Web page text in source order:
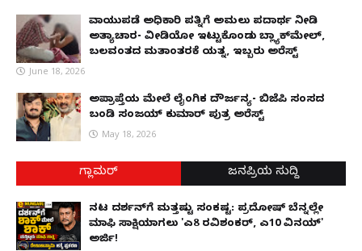
ವಾಯುಪಡೆ ಅಧಿಕಾರಿ ಪತ್ನಿಗೆ ಅಮಲು ಪದಾರ್ಥ ನೀಡಿ
ಅತ್ಯಾಚಾರ- ವೀಡಿಯೋ ಇಟ್ಟುಕೊಂಡು ಬ್ಲ್ಯಾಕ್‌ಮೇಲ್,
ಬಲವಂತದ ಮತಾಂತರಕ್ಕೆ ಯತ್ನ, ಇಬ್ಬರು ಅರೆಸ್ಟ್
June 18, 2026
ಅಪ್ರಾಪ್ತೆಯ ಮೇಲೆ ಲೈಂಗಿಕ ದೌರ್ಜನ್ಯ- ಬಿಜೆಪಿ ಸಂಸದ
ಬಂಡಿ ಸಂಜಯ್ ಕುಮಾರ್ ಪುತ್ರ ಅರೆಸ್ಟ್
May 18, 2026
ಗ್ಲಾಮರ್ ಜನಪ್ರಿಯ ಸುದ್ದಿ
ನಟ ದರ್ಶನ್‌ಗೆ ಮತ್ತಷ್ಟು ಸಂಕಷ್ಟ: ಪ್ರದೋಷ್ ಬೆನ್ನಲ್ಲೇ
ಮಾಫಿ ಸಾಕ್ಷಿಯಾಗಲು 'ಎ8 ರವಿಶಂಕರ್, ಎ10 ವಿನಯ್'
ಅರ್ಜಿ!